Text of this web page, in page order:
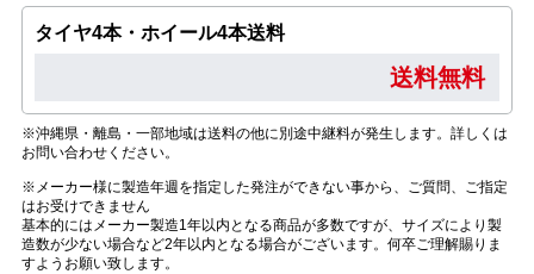
タイヤ4本・ホイール4本送料
送料無料
※沖縄県・離島・一部地域は送料の他に別途中継料が発生します。詳しくは
お問い合わせください。
※メーカー様に製造年週を指定した発注ができない事から、ご質問、ご指定
はお受けできません
基本的にはメーカー製造1年以内となる商品が多数ですが、サイズにより製
造数が少ない場合など2年以内となる場合がございます。何卒ご理解賜りま
すようお願い致します。